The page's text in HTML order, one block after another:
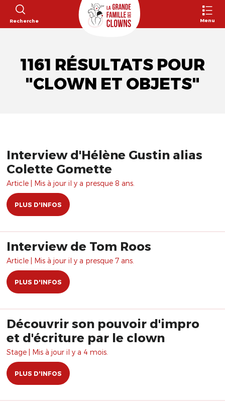
Recherche Menu
1161 RÉSULTATS POUR
"CLOWN ET OBJETS"
Interview d'Hélène Gustin alias
Colette Gomette
Article | Mis à jour il y a presque 8 ans.
PLUS D'INFOS
Interview de Tom Roos
Article | Mis à jour il y a presque 7 ans.
PLUS D'INFOS
Découvrir son pouvoir d'impro
et d'écriture par le clown
Stage | Mis à jour il y a 4 mois.
PLUS D'INFOS